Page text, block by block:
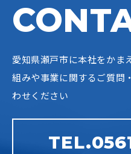
愛知県瀬戸市に本社をかま
組みや事業に関するご質問
わせください